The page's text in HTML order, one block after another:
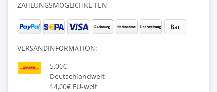
ZAHLUNGSMÖGLICHKEITEN:
VERSANDINFORMATION:
5,00€
Deutschlandweit
14,00€ EU-weit